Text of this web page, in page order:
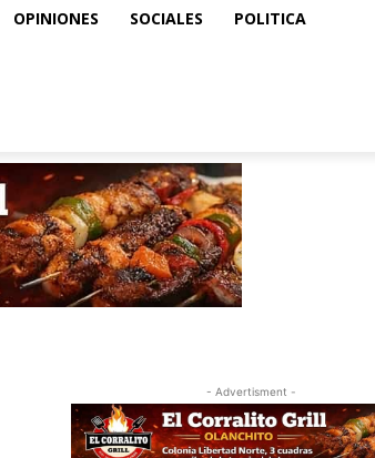
OPINIONES SOCIALES POLITICA
- Advertisment -